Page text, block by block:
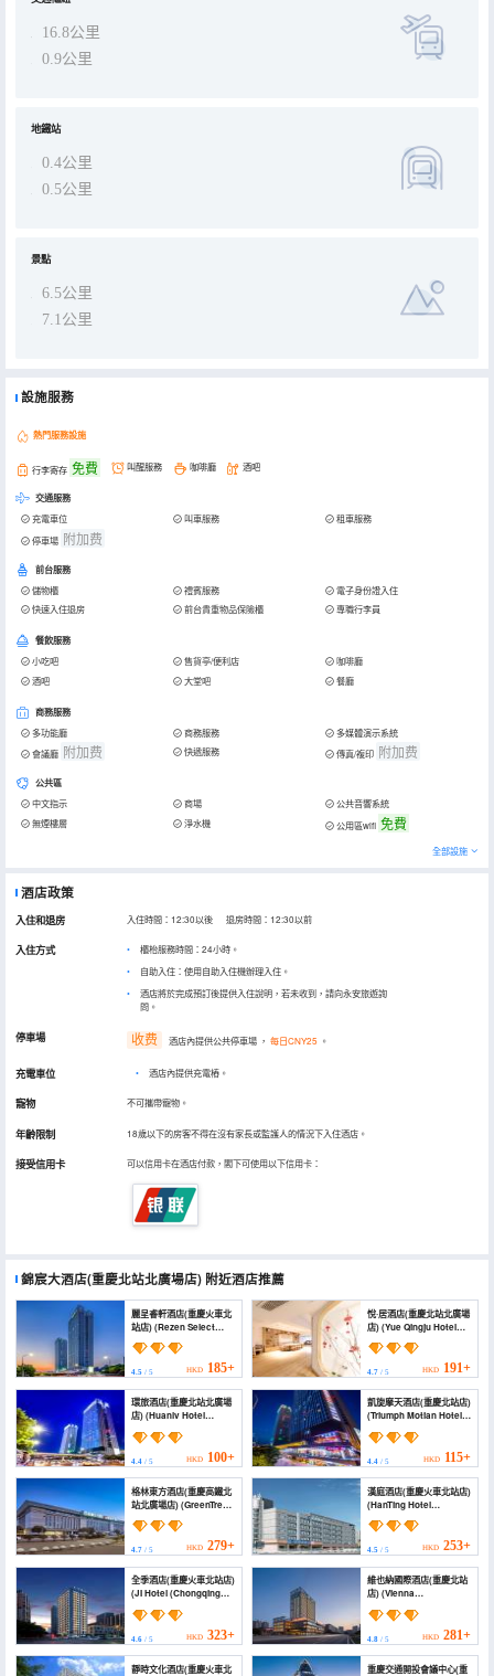
16.8公里
0.9公里
地鐵站
0.4公里
0.5公里
景點
6.5公里
7.1公里
設施服務
熱門服務設施
行李寄存 免費 叫醒服務 咖啡廳 酒吧
交通服務
充電車位 叫車服務
租車服務
停車場 附加费
前台服務
儲物櫃 禮賓服務
電子身份證入住
快速入住退房
前台貴重物品保險櫃 專職行李員
餐飲服務
小吃吧 售貨亭/便利店
咖啡廳
酒吧
大堂吧 餐廳
商務服務
多功能廳 商務服務
多媒體演示系統
會議廳 附加费 快遞服務 傳真/複印 附加费
公共區
中文指示 商場
公共音響系統
無煙樓層
淨水機 公用區wifi 免費
全部設施
酒店政策
入住和退房 入住時間：12:30以後 退房時間：12:30以前
入住方式
櫃枱服務時間：24小時。
自助入住：使用自助入住機辦理入住。
酒店將於完成預訂後提供入住說明，若未收到，請向永安旅遊詢
問。
停車場 收费 酒店內提供公共停車場 ， 每日CNY25 。
充電車位 • 酒店內提供充電樁。
寵物 不可攜帶寵物。
年齡限制 18歲以下的房客不得在沒有家長或監護人的情況下入住酒店。
接受信用卡 可以信用卡在酒店付款，閣下可使用以下信用卡：
錦宸大酒店(重慶北站北廣場店) 附近酒店推薦
麗呈睿軒酒店(重慶火車北
站店) (Rezen Select
Chongqing Longtou
Temple, North Railway
Station)
4.5 / 5 HKD 185+
悅·居酒店(重慶北站北廣場
店) (Yue Qingju Hotel
(Chongqing North
Railway Station))
4.7/ 5 HKD 191+
環旅酒店(重慶北站北廣場
店) (Huanlv Hotel
(Chongqing North
Station North Square
Branch))
4.4 / 5 HKD 100+
凱旋摩天酒店(重慶北站店)
(Triumph Motian Hotel
(Chongqing North
Railway Station))
4.4/ 5 HKD 115+
格林東方酒店(重慶高鐵北
站北廣場店) (GreenTree
Eastern Hotel
(Chongqing Gaotie
North Station North
Square))
4.7 / 5 HKD 279+
漢庭酒店(重慶火車北站店)
(HanTing Hotel
(Chongqing North
Railway Station))
4.5/ 5 HKD 253+
全季酒店(重慶火車北站店)
(JI Hotel (Chongqing
North Railway Station))
4.6 / 5 HKD 323+
維也納國際酒店(重慶北站
店) (Vienna
International Hotel
(Chongqing North
Station))
4.8/ 5 HKD 281+
靜時文化酒店(重慶火車北
重慶交通開投會議中心(重